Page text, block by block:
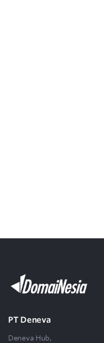
PT Deneva
Deneva Hub,